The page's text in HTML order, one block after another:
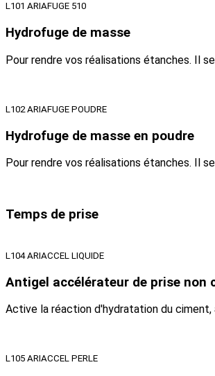
L101 ARIAFUGE 510
Hydrofuge de masse
Pour rendre vos réalisations étanches. Il
L102 ARIAFUGE POUDRE
Hydrofuge de masse en poudre
Pour rendre vos réalisations étanches. Il
Temps de prise
L104 ARIACCEL LIQUIDE
Antigel accélérateur de prise non
Active la réaction d'hydratation du
L105 ARIACCEL PERLE